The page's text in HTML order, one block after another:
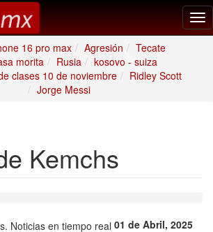
16 pro max Agresión
Tecate
morita
Rusia
kosovo - suiza
clases 10 de noviembre
Ridley Scott
Jorge Messi
Kemchs
01 de Abril, 2025